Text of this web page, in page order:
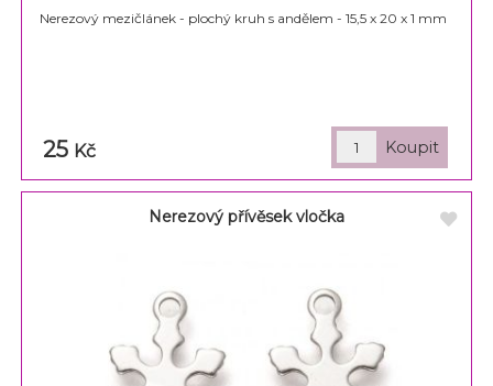
Nerezový mezičlánek - plochý kruh s andělem - 15,5 x 20 x 1 mm
25 Kč
Nerezový přívěsek vločka